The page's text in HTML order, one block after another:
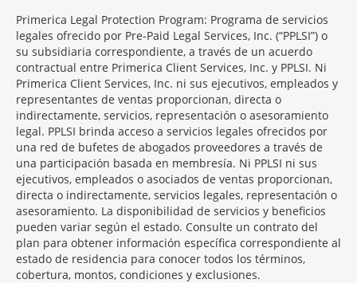
Primerica Legal Protection Program: Programa de servicios
legales ofrecido por Pre-Paid Legal Services, Inc. (“PPLSI”) o
su subsidiaria correspondiente, a través de un acuerdo
contractual entre Primerica Client Services, Inc. y PPLSI. Ni
Primerica Client Services, Inc. ni sus ejecutivos, empleados y
representantes de ventas proporcionan, directa o
indirectamente, servicios, representación o asesoramiento
legal. PPLSI brinda acceso a servicios legales ofrecidos por
una red de bufetes de abogados proveedores a través de
una participación basada en membresía. Ni PPLSI ni sus
ejecutivos, empleados o asociados de ventas proporcionan,
directa o indirectamente, servicios legales, representación o
asesoramiento. La disponibilidad de servicios y beneficios
pueden variar según el estado. Consulte un contrato del
plan para obtener información específica correspondiente al
estado de residencia para conocer todos los términos,
cobertura, montos, condiciones y exclusiones.